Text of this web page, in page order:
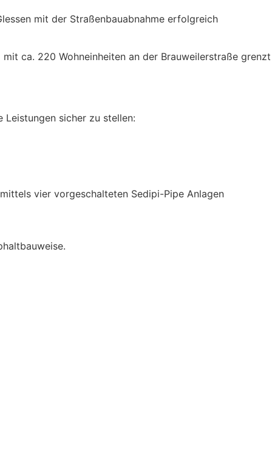
mit der Straßenbauabnahme erfolgreich
ca. 220 Wohneinheiten an der Brauweilerstraße grenzt
Leistungen sicher zu stellen:
vier vorgeschalteten Sedipi-Pipe Anlagen